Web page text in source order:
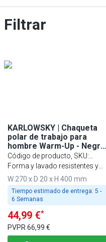
Filtrar
KARLOWSKY | Chaqueta
polar de trabajo para
hombre Warm-Up - Negro
- Talla: 2XL
Código de producto, SKU:
HWFBK2XL
Forma y lavado resistentes y
sostenibles
W 270 x D 20 x H 400 mm
Tiempo estimado de entrega: 5 -
6 Semanas
44,99 €*
PVPR 66,99 €